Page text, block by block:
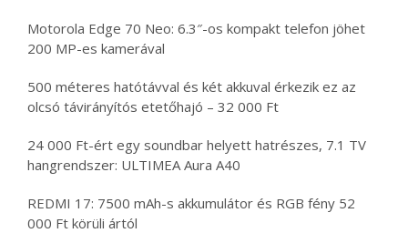
Motorola Edge 70 Neo: 6.3″-os kompakt telefon jöhet
200 MP-es kamerával
500 méteres hatótávval és két akkuval érkezik ez az
olcsó távirányítós etetőhajó – 32 000 Ft
24 000 Ft-ért egy soundbar helyett hatrészes, 7.1 TV
hangrendszer: ULTIMEA Aura A40
REDMI 17: 7500 mAh-s akkumulátor és RGB fény 52
000 Ft körüli ártól